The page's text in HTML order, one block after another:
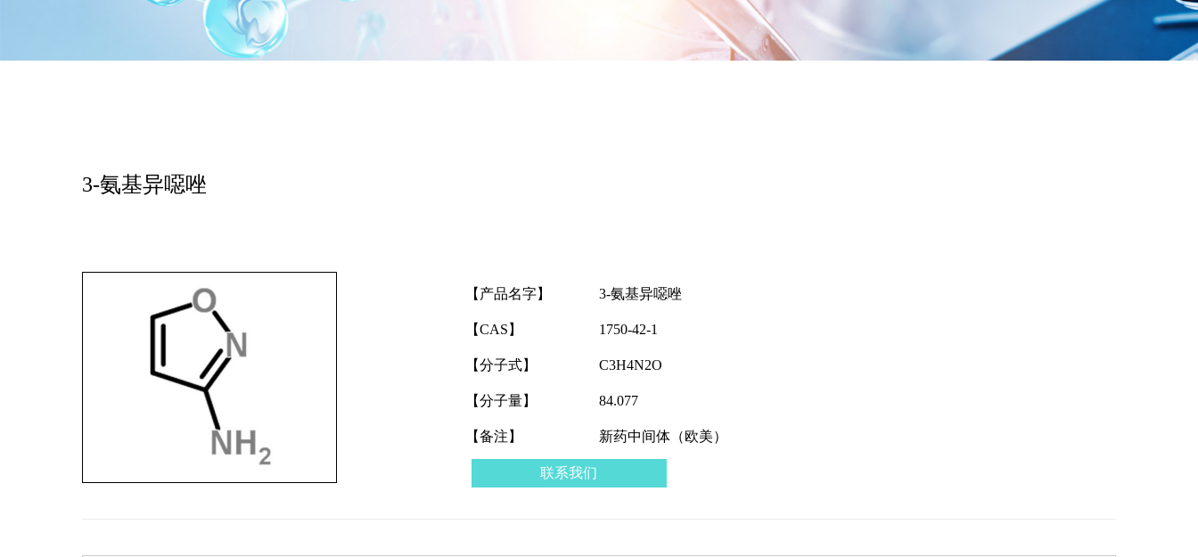
3-氨基异噁唑
【产品名字】 3-氨基异噁唑
【CAS】 1750-42-1
【分子式】 C3H4N2O
【分子量】 84.077
【备注】 新药中间体（欧美）
联系我们